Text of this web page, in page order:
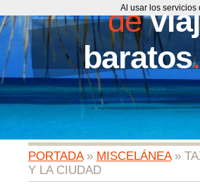
de
baratos
PORTADA» MISCELÁNEA»
Y LA CIUDAD
Al usar los servicios